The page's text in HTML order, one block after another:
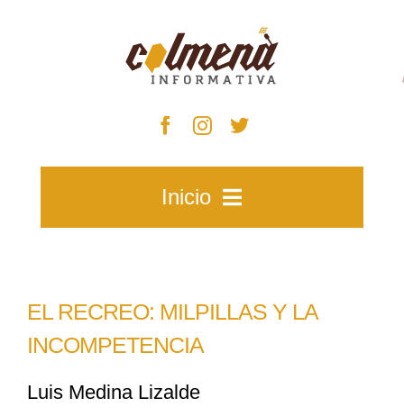
Inicio
Zacatecas
Municipios
EL RECREO: MILPILLAS Y LA
INCOMPETENCIA
Luis Medina Lizalde